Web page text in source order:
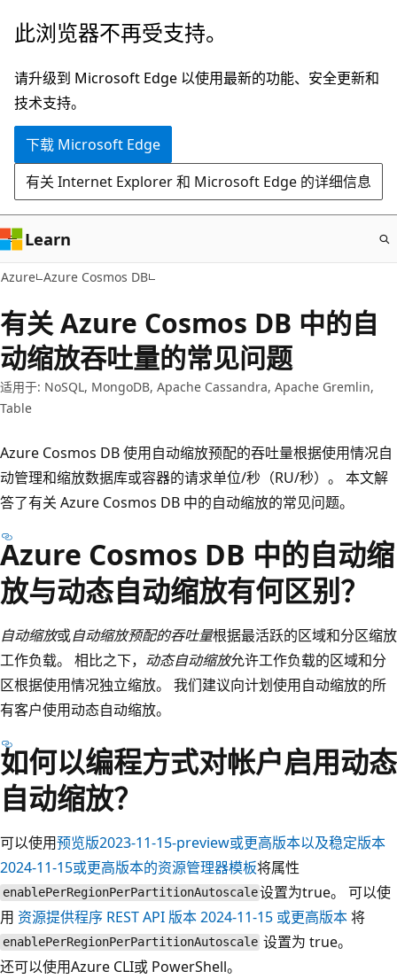
跳
主
要
内
此浏览器不再受支持。
请升级到 Microsoft Edge 以使用最新的功能、安全更新和
技术支持。
下载 Microsoft Edge
有关 Internet Explorer 和 Microsoft Edge 的详细信息
Learn
Azure Azure Cosmos DB
有关 Azure Cosmos DB 中的自
动缩放吞吐量的常见问题
适用于: NoSQL, MongoDB, Apache Cassandra, Apache Gremlin,
Table
Azure Cosmos DB 使用自动缩放预配的吞吐量根据使用情况自
动管理和缩放数据库或容器的请求单位/秒（RU/秒）。 本文解
答了有关 Azure Cosmos DB 中的自动缩放的常见问题。
Azure Cosmos DB 中的自动缩
放与动态自动缩放有何区别？
自动缩放或自动缩放预配的吞吐量根据最活跃的区域和分区缩放
工作负载。 相比之下， 动态自动缩放允许工作负载的区域和分
区根据使用情况独立缩放。 我们建议向计划使用自动缩放的所
有客户使用动态自动缩放。
如何以编程方式对帐户启用动态
自动缩放？
可以使用预览版2023-11-15-preview或更高版本以及稳定版本
2024-11-15或更高版本的资源管理器模板将属性
enablePerRegionPerPartitionAutoscale设置为true。 可以使
用 资源提供程序 REST API 版本2024-11-15 或更高版本将
enablePerRegionPerPartitionAutoscale 设置为 true。
还可以使用Azure CLI或 PowerShell。